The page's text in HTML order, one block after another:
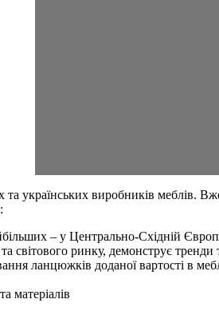
та українських виробників
– у Центрально-Східній
світового ринку, демонструє тренди
ланцюжків доданої вартості в
матеріалів